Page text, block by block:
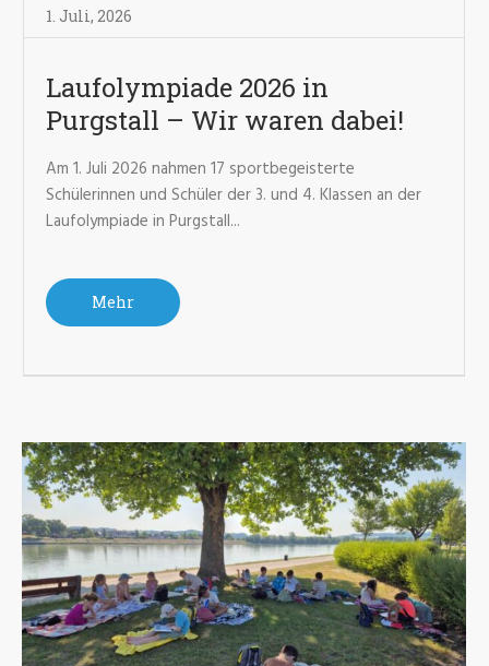
1. Juli, 2026
Laufolympiade 2026 in
Purgstall – Wir waren dabei!
Am 1. Juli 2026 nahmen 17 sportbegeisterte
Schülerinnen und Schüler der 3. und 4. Klassen an der
Laufolympiade in Purgstall...
Mehr